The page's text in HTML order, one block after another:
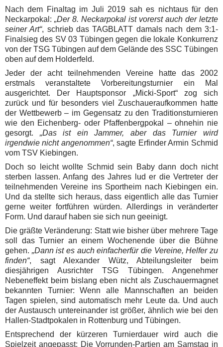
Nach dem Finaltag im Juli 2019 sah es nichtaus für den
Neckarpokal: „Der 8. Neckarpokal ist vorerst auch der letzte
seiner Art“, schrieb das TAGBLATT damals nach dem 3:1-
Finalsieg des SV 03 Tübingen gegen die lokale Konkurrenz
von der TSG Tübingen auf dem Gelände des SSC Tübingen
oben auf dem Holderfeld.
Jeder der acht teilnehmenden Vereine hatte das 2002
erstmals veranstaltete Vorbereitungsturnier ein Mal
ausgerichtet. Der Hauptsponsor „Micki-Sport“ zog sich
zurück und für besonders viel Zuschaueraufkommen hatte
der Wettbewerb – im Gegensatz zu den Traditionsturnieren
wie den Eichenberg- oder Pfaffenbergpokal – ohnehin nie
gesorgt. „Das ist ein Jammer, aber das Turnier wird
irgendwie nicht angenommen“, sagte Erfinder Armin Schmid
vom TSV Kiebingen.
Doch so leicht wollte Schmid sein Baby dann doch nicht
sterben lassen. Anfang des Jahres lud er die Vertreter der
teilnehmenden Vereine ins Sportheim nach Kiebingen ein.
Und da stellte sich heraus, dass eigentlich alle das Turnier
gerne weiter fortführen würden. Allerdings in veränderter
Form. Und darauf haben sie sich nun geeinigt.
Die gräßte Veränderung: Statt wie bisher über mehrere Tage
soll das Turnier an einem Wochenende über die Bühne
gehen. „Dann ist es auch einfacherfür die Vereine, Helfer zu
finden“, sagt Alexander Wütz, Abteilungsleiter beim
diesjährigen Ausrichter TSG Tübingen. Angenehmer
Nebeneffekt beim bislang eben nicht als Zuschauermagnet
bekannten Turnier: Wenn alle Mannschaften an beiden
Tagen spielen, sind automatisch mehr Leute da. Und auch
der Austausch untereinander ist größer, ähnlich wie bei den
Hallen-Stadtpokalen in Rottenburg und Tübingen.
Entsprechend der kürzeren Turnierdauer wird auch die
Spielzeit angepasst: Die Vorrunden-Partien am Samstag in